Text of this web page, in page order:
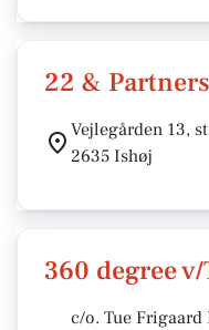
22 &
Vejlegården 13,
2635 Ishøj
360 degree
c/o. Tue Frigaard